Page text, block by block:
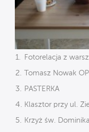
Fotorelacja z
Tomasz Nowak
PASTERKA
Klasztor przy ul.
Krzyż św. Dominika